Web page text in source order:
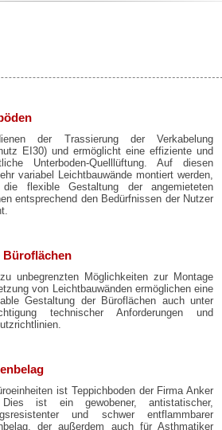
der Trassierung der Verkabelung
EI30) und ermöglicht eine effiziente und
Unterboden-Quelllüftung. Auf diesen
variabel Leichtbauwände montiert werden,
flexible Gestaltung der angemieteten
entsprechend den Bedürfnissen der Nutzer
Büroflächen
unbegrenzten Möglichkeiten zur Montage
von Leichtbauwänden ermöglichen eine
Gestaltung der Büroflächen auch unter
technischer Anforderungen und
ist Teppichboden der Firma Anker
ist ein gewobener, antistatischer,
und schwer entflammbarer
der außerdem auch für Asthmatiker